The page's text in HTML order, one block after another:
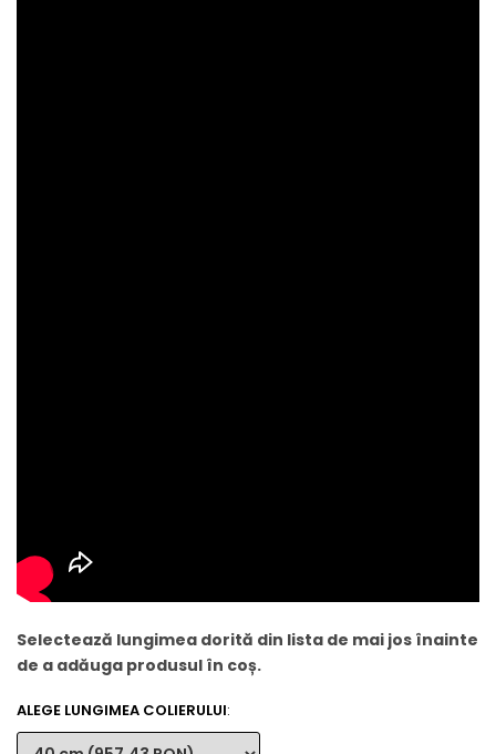
Selectează lungimea dorită din lista de mai jos înainte
de a adăuga produsul în coș.
ALEGE LUNGIMEA COLIERULUI: